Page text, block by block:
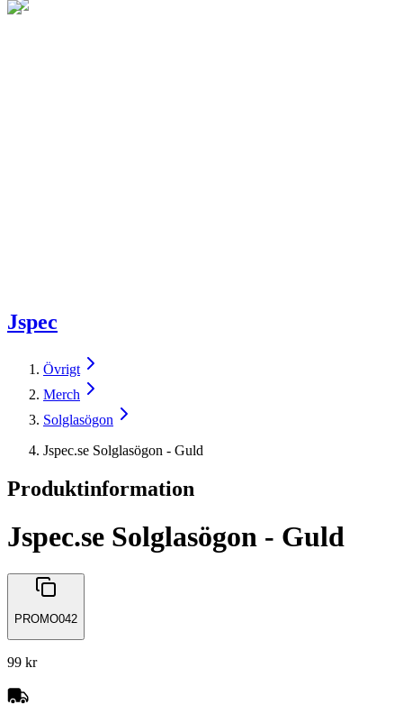
Jspec
Övrigt
Merch
Solglasögon
Jspec.se Solglasögon - Guld
Produktinformation
Jspec.se Solglasögon - Guld
PROMO042
99 kr